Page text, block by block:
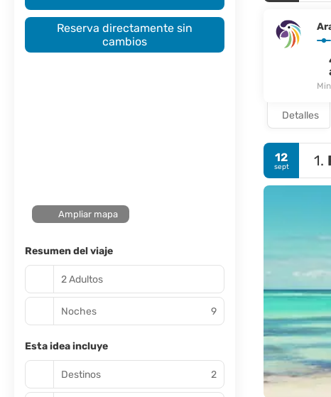
Detalles
12
sept 1.
Reserva directamente sin
cambios
Ampliar mapa
Resumen del viaje
2 Adultos
Noches 9
Esta idea incluye
Destinos 2